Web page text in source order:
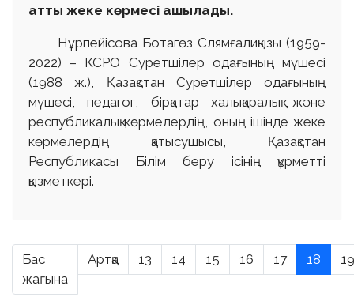
атты жеке көрмесі ашылады.
Нұрпейісова Ботагөз Слямғалиқызы (1959-
2022) – КСРО Суретшілер одағының мүшесі
(1988 ж.), Қазақстан Суретшілер одағының
мүшесі, педагог, бірқатар халықаралық және
республикалық көрмелердің, оның ішінде жеке
көрмелердің қатысушысы, Қазақстан
Республикасы Білім беру ісінің құрметті
қызметкері.
Бас
жағына
Артқа 13 14 15 16 17 18 19